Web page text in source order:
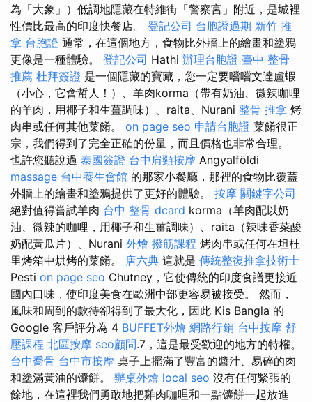
為「大象」）低調地隱藏在特維街「警察宮」附近，是城裡
性價比最高的印度快餐店。 登記公司 台胞證過期 新竹 推
拿 台胞證 通常，在這個地方，食物比外牆上的繪畫和塗鴉
更像是一種體驗。 登記公司 Hathi 辦理台胞證 臺中 整骨
推薦 杜拜簽證 是一個隱藏的寶藏，您一定要嚐嚐文達盧蝦
（小心，它會蜇​​人！）、羊肉korma（帶有奶油、微辣咖哩
的羊肉，用椰子和生薑調味）、raita、Nurani 整骨 推拿 烤
肉串或任何其他菜餚。 on page seo 申請台胞證 菜餚很正
宗，我們得到了完全正確的份量，而且價格也非常合理。
也許您聽說過 泰國簽證 台中肩頸按摩 Angyalföldi
massage 台中養生會館 的那家小餐廳，那裡的食物比覆蓋
外牆上的繪畫和塗鴉提供了更好的體驗。 按摩 關鍵字公司
絕對值得嘗試羊肉 台中 整骨 dcard korma（羊肉配以奶
油、微辣的咖哩，用椰子和生薑調味）、raita（辣味香菜酸
奶配黃瓜片）、Nurani 外燴 撥筋課程 烤肉串或任何在坦杜
里烤箱中烘烤的菜餚。 唐六典 這就是 傳統整復推拿技術士
Pesti on page seo Chutney，它使傳統的印度食譜更接近
國內口味，使印度美食在歐洲中部更容易被接受。 然而，
風味和周到的款待卻得到了最大化，因此 Kis Bangla 的
Google 客戶評分為 4 BUFFET外燴 網路行銷 台中按摩 舒
壓課程 北區按摩 seo顧問.7，這是最受歡迎的地方的特權。
台中喬骨 台中市按摩 桌子上擺滿了豐富的醬汁、易碎的肉
和塗滿黃油的馕餅。 辦桌外燴 local seo 沒有任何緊張的
餘地，在這裡我們勇敢地把雞肉咖哩和一點馕餅一起放進